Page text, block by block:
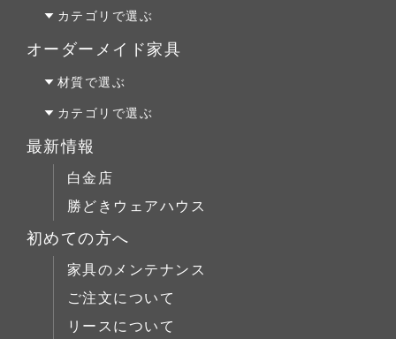
チェリー材
colonalteak(コロニアルチーク)
Lloyd Loom(ロイドルーム)
リビング
ダイニング
カテゴリで選ぶ
テーブルALL
テーブルS
チェア
キャビネット
コーヒーテーブル
ローボード
チェスト
ブックケース
デスク
オーダーメイド家具
オーダーファニチャー
オーダーキッチン＆洗面
リフォーム
材質で選ぶ
オーク材
パイン材
チェリー材
カテゴリで選ぶ
テーブルALL
テーブルS
テーブルM
テーブルL
最新情報
白金店
勝どきウェアハウス
初めての方へ
家具のメンテナンス
ご注文について
リースについて